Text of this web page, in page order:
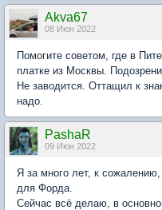
Akva67
08 Июн 2022
Помогите советом, где в
платке из Москвы.
Не заводится. Оттащил к
надо.
PashaR
09 Июн 2022
Я за много лет, к
для Форда.
Сейчас всё делаю, в